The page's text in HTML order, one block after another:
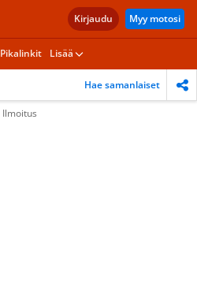
Kirjaudu Myy motosi
Pikalinkit Lisää
Hae samanlaiset
Ilmoitus